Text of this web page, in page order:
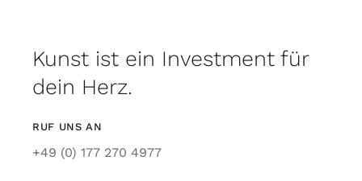
Kunst ist ein Investment für
dein Herz.
RUF UNS AN
+49 (0) 177 270 4977